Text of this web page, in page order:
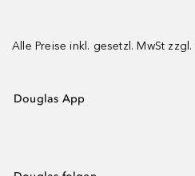
Alle Preise inkl. gesetzl. MwSt zzgl.
Douglas App